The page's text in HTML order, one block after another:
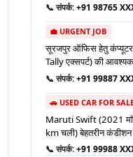
📞 संपर्क:+91 98765
💼 URGENT JOB
सूरजपुर ऑफिस हेतु
Tally एक्सपर्ट) की
📞 संपर्क:+91 99887
🚗 USED CAR FOR
Maruti Swift (2021
km चली) बेहतरीन
📞 संपर्क:+91 99988